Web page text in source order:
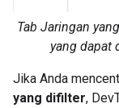
Tab Jaringan
yang dapat
Jika Anda
yang difilter,